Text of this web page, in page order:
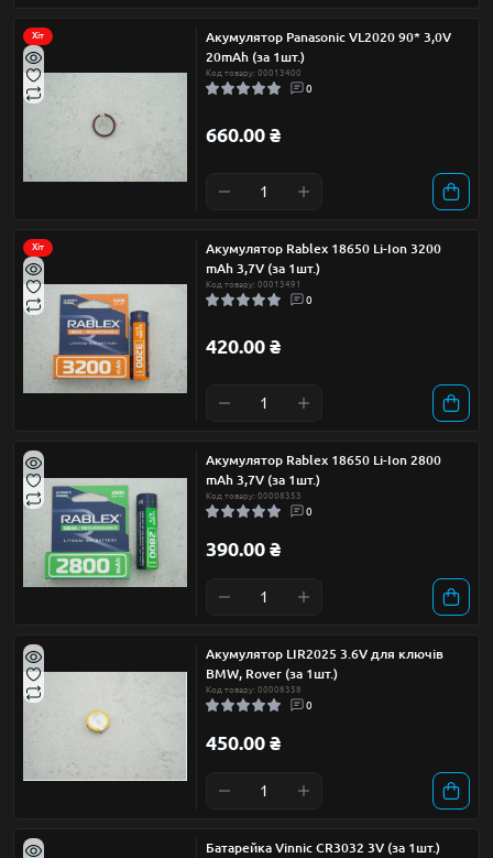
Хіт
Акумулятор Panasonic VL2020 90* 3,0V
20mAh (за 1шт.)
Код товару: 00013400
0
660.00 ₴
Хіт
Акумулятор Rablex 18650 Li-Ion 3200
mAh 3,7V (за 1шт.)
Код товару: 00013491
0
420.00 ₴
Акумулятор Rablex 18650 Li-Ion 2800
mAh 3,7V (за 1шт.)
Код товару: 00008353
0
390.00 ₴
Акумулятор LIR2025 3.6V для ключів
BMW, Rover (за 1шт.)
Код товару: 00008358
0
450.00 ₴
Батарейка Vinnic CR3032 3V (за 1шт.)